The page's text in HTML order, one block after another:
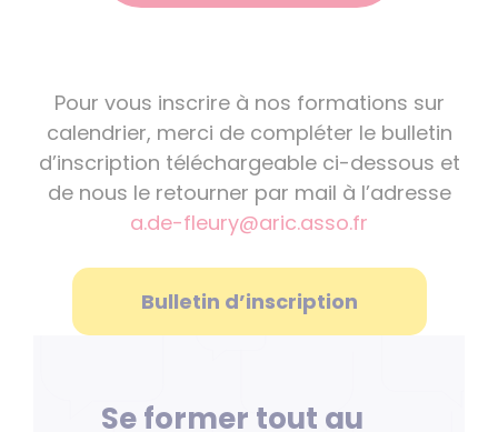
Pour vous inscrire à nos formations sur
calendrier, merci de compléter le bulletin
d’inscription téléchargeable ci-dessous et
de nous le retourner par mail à l’adresse
a.de-fleury@aric.asso.fr
Bulletin d’inscription
Se former tout au